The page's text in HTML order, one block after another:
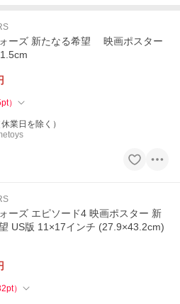
ーズ 新たなる希望 映画ポスター
pt）
業日を除く）
ーズ エピソード4 映画ポスター 新
US版 11×17インチ (27.9×43.2cm)
pt）